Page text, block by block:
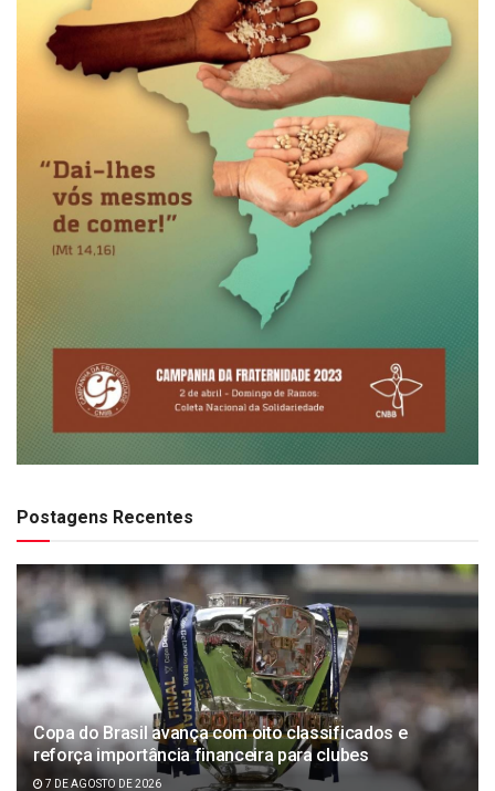
Postagens Recentes
Copa do Brasil avança com oito classificados e
reforça importância financeira para clubes
7 DE AGOSTO DE 2026